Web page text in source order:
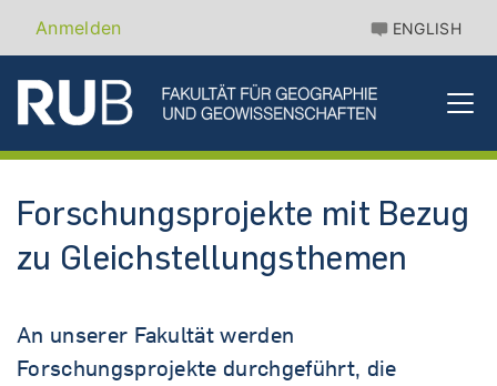
zum
Benutzermenü
Anmelden ENGLISH
Forschungsprojekte mit Bezug
zu Gleichstellungsthemen
An unserer Fakultät werden
Forschungsprojekte durchgeführt, die